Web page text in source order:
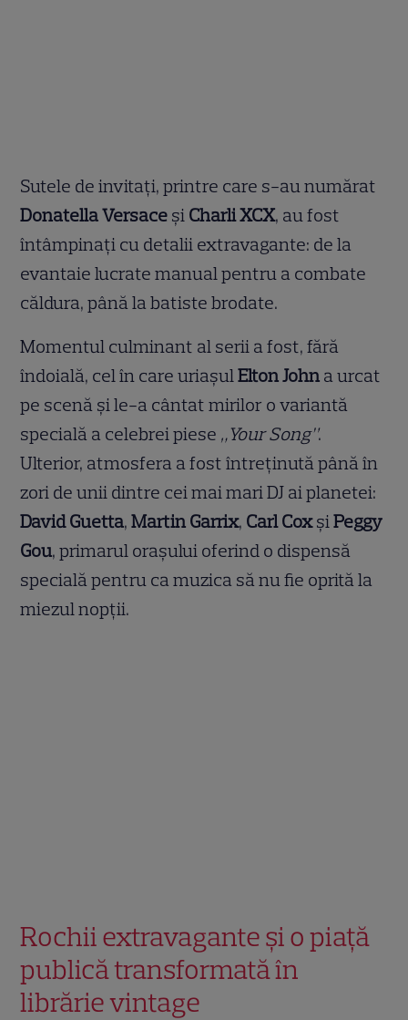
Sutele de invitați, printre care s-au numărat
Donatella Versace și Charli XCX, au fost
întâmpinați cu detalii extravagante: de la
evantaie lucrate manual pentru a combate
căldura, până la batiste brodate.
Momentul culminant al serii a fost, fără
îndoială, cel în care uriașulElton John a urcat
pe scenă și le-a cântat mirilor o variantă
specială a celebrei piese „Your Song”.
Ulterior, atmosfera a fost întreținută până în
zori de unii dintre cei mai mari DJ ai planetei:
David Guetta,Martin Garrix, Carl CoxșiPeggy
Gou, primarul orașului oferind o dispensă
specială pentru ca muzica să nu fie oprită la
miezul nopții.
Rochii extravagante și o piață
publică transformată în
librărie vintage